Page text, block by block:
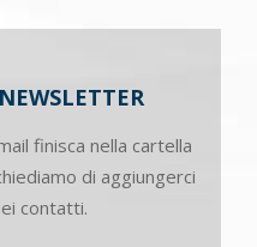
finisca nella cartella
di aggiungerci
contatti.